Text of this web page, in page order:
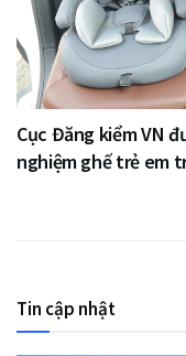
Cục Đăng kiểm VN
nghiệm ghế trẻ em
Tin cập nhật